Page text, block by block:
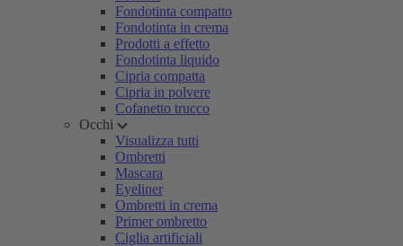
Fondotinta compatto
Fondotinta in crema
Prodotti a effetto
Fondotinta liquido
Cipria compatta
Cipria in polvere
Cofanetto trucco
Occhi
Visualizza tutti
Ombretti
Mascara
Eyeliner
Ombretti in crema
Primer ombretto
Ciglia artificiali